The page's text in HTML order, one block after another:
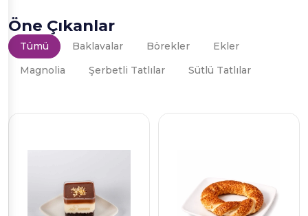
Öne Çıkanlar
Tümü Baklavalar Börekler
Ekler
Magnolia
Şerbetli Tatlılar Sütlü Tatlılar